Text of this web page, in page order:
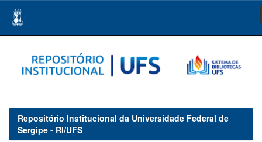
navigation
Repositório Institucional da Universidade Federal de
Sergipe - RI/UFS